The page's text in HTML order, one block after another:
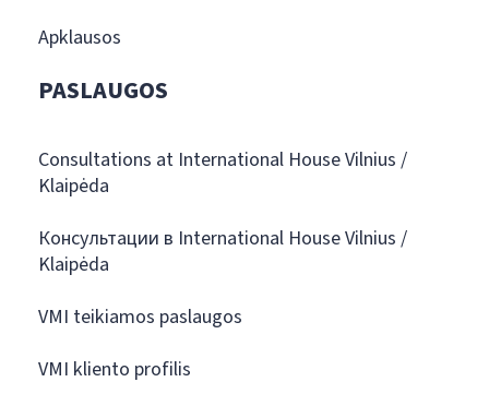
Apklausos
PASLAUGOS
Consultations at International House Vilnius /
Klaipėda
Консультации в International House Vilnius /
Klaipėda
VMI teikiamos paslaugos
VMI kliento profilis